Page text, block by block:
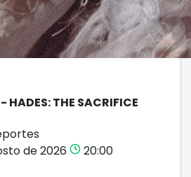
THE SACRIFICE
de 2026
20:00